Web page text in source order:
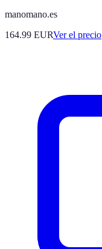
manomano.es
164.99 EURVer el precio